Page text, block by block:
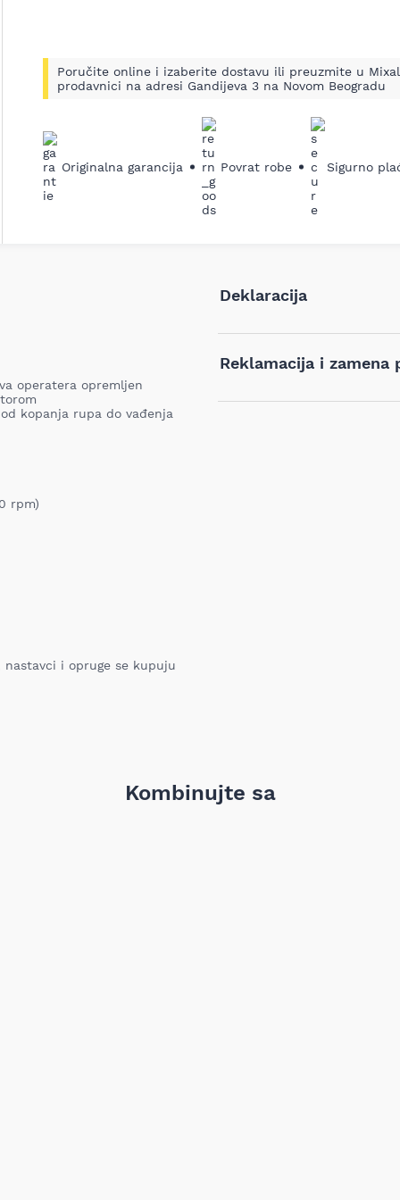
Poručite online i izaberite dostavu ili preuzmite u Mixal
prodavnici na adresi Gandijeva 3 na Novom Beogradu
Originalna garancija Povrat robe Sigurno
operatera opremljen
kopanja rupa do vađenja
rpm)
nastavci i opruge se kupuju
Deklaracija
Reklamacija i zamena
Kombinujte sa